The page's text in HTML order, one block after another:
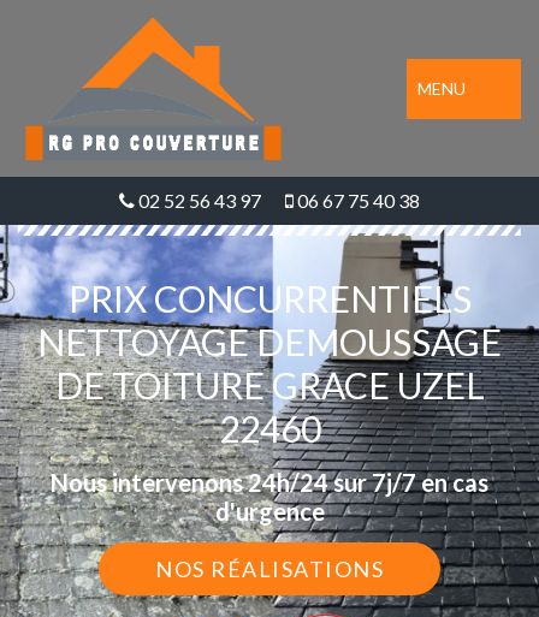
MENU
02 52 56 43 97 06 67 75 40 38
PRIX CONCURRENTIELS
NETTOYAGE DEMOUSSAGE
DE TOITURE GRACE UZEL
22460
Nous intervenons 24h/24 sur 7j/7 en cas
d'urgence
NOS RÉALISATIONS